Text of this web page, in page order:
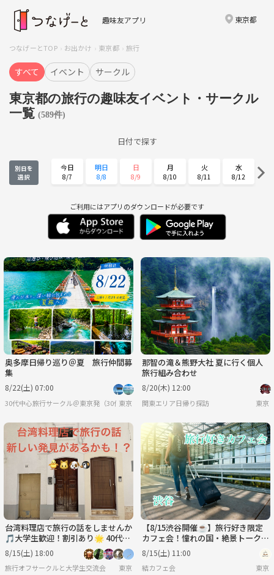
趣味友アプリ 東京都
つなげーとTOP お出かけ 東京都 旅行
すべて イベント サークル
東京都の旅行の趣味友イベント・サークル
一覧 (589件)
日付で探す
別日を
選択
今日
8/7
明日
8/8
日
8/9
月
8/10
火
8/11
水
8/12
8/13 8/14 8/15 8/16 8/17
水
8/19
木
8/20
土
8/22
日
8/23
8/25 8/26 8/27 8/28 8/29 8/30
月
8/31
火
9/1
水
9/2
木
9/3
金
9/4
土
9/5
ご利用にはアプリのダウンロードが必要です
奥多摩日帰り巡り＠夏 旅行仲間募
集
8/22(土) 07:00
30代中心旅行サークル＠東京発（30代8割20代も）@旅行仲間募集
東京
那智の滝＆熊野大社 夏に行く個人
旅行組み合わせ
8/20(木) 12:00
関東エリア日帰り探訪 東京
台湾料理店で旅行の話をしませんか
🎵大学生歓迎！割引あり🌟 40代ま
で(国内•海外、観光、🍗🥟🍮)
8/15(土) 18:00
旅行オフサークルと大学生交流会 東京
【8/15渋谷開催☕️】旅行好き限定
カフェ会！憧れの国・絶景トークで
世界を旅しよう✨
8/15(土) 11:00
結カフェ会 東京